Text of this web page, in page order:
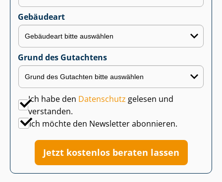
Gebäudeart
Grund des Gutachtens
Ich habe den Datenschutz gelesen und
verstanden.
Ich möchte den Newsletter abonnieren.
Jetzt kostenlos beraten lassen